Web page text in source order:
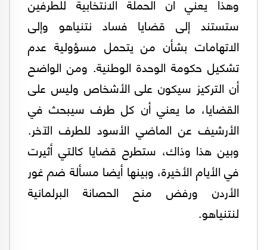
ستستند إلى قضايا فساد نتنياهو وإلى
الاتهامات بشأن من يتحمل مسؤولية عدم
تشكيل حكومة الوحدة الوطنية. ومن الواضح
أن التركيز سيكون على الأشخاص وليس على
القضايا، ما يعني أن كل طرف سيبحث في
الأرشيف عن الماضي الأسود للطرف الآخر.
وبين هذا وذاك، ستطرح قضايا كالتي أثيرت
في الأيام الأخيرة، وبينها أيضا مسألة ضم غور
الأردن ورفض منح الحصانة البرلمانية
لنتنياهو.